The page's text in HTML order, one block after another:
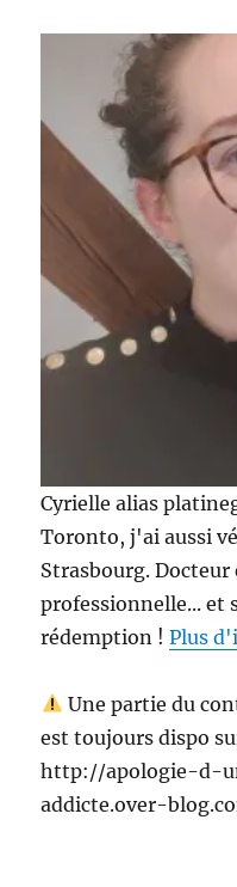
Cyrielle alias
Toronto, j'ai aussi
Strasbourg. Docteur
professionnelle... et
rédemption !Plus
Une partie du
est toujours dispo
http://apologie-d-
addicte.over-